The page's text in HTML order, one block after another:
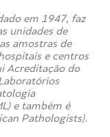
em 1947, faz
unidades de
amostras de
e centros
Acreditação do
e também é
Pathologists).